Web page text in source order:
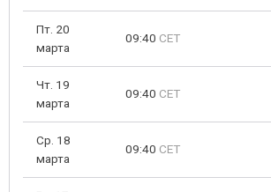
Пт. 20
марта
09:40 CET
Чт. 19
марта
09:40 CET
Ср. 18
марта
09:40 CET